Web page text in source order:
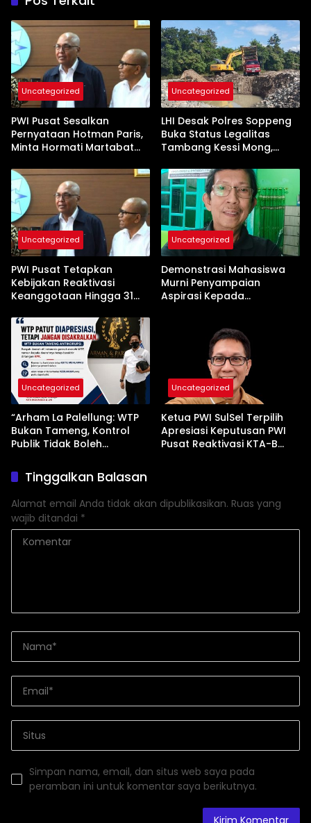
Uncategorized
PWI Pusat Sesalkan
Pernyataan Hotman Paris,
Minta Hormati Martabat
Kemerdekaan Pers
Uncategorized
LHI Desak Polres Soppeng
Buka Status Legalitas
Tambang Kessi Mong,
Uncategorized
PWI Pusat Tetapkan
Kebijakan Reaktivasi
Keanggotaan Hingga 31
Uncategorized
Demonstrasi Mahasiswa
Murni Penyampaian
Aspirasi Kepada
Uncategorized
“Arham La Palellung: WTP
Bukan Tameng, Kontrol
Publik Tidak Boleh
Uncategorized
Ketua PWI SulSel Terpilih
Apresiasi Keputusan PWI
Pusat Reaktivasi KTA-B
Tinggalkan Balasan
Alamat email Anda tidak akan dipublikasikan. Ruas yang
wajib ditandai *
Simpan nama, email, dan situs web saya pada
peramban ini untuk komentar saya berikutnya.